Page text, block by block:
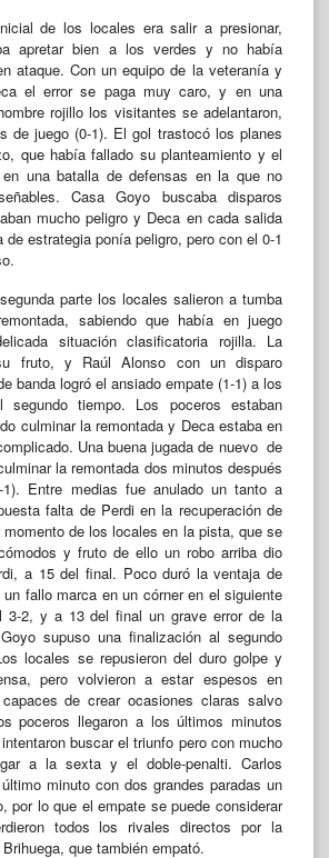
de los locales era salir a presionar,
apretar bien a los verdes y no había
ataque. Con un equipo de la veteranía y
el error se paga muy caro, y en una
rojillo los visitantes se adelantaron,
de juego (0-1). El gol trastocó los planes
que había fallado su planteamiento y el
una batalla de defensas en la que no
Casa Goyo buscaba disparos
mucho peligro y Deca en cada salida
de estrategia ponía peligro, pero con el 0-1
parte los locales salieron a tumba
sabiendo que había en juego
situación clasificatoria rojilla. La
fruto, y Raúl Alonso con un disparo
banda logró el ansiado empate (1-1) a los
segundo tiempo. Los poceros estaban
culminar la remontada y Deca estaba en
Una buena jugada de nuevo de
la remontada dos minutos después
Entre medias fue anulado un tanto a
falta de Perdi en la recuperación de
de los locales en la pista, que se
y fruto de ello un robo arriba dio
a 15 del final. Poco duró la ventaja de
fallo marca en un córner en el siguiente
3-2, y a 13 del final un grave error de la
supuso una finalización al segundo
locales se repusieron del duro golpe y
pero volvieron a estar espesos en
de crear ocasiones claras salvo
poceros llegaron a los últimos minutos
buscar el triunfo pero con mucho
a la sexta y el doble-penalti. Carlos
minuto con dos grandes paradas un
por lo que el empate se puede considerar
todos los rivales directos por la
que también empató.